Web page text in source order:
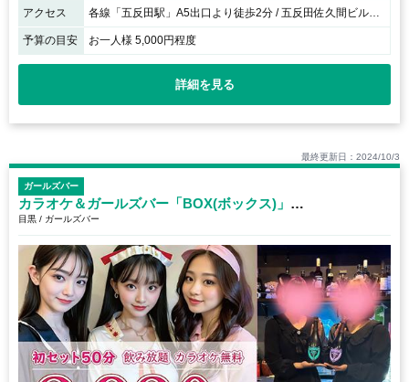
アクセス 各線「五反田駅」A5出口より徒歩2分 / 五反田佐久間ビル地下1階になります
予算の目安 お一人様 5,000円程度
詳細を見る
最終更新日：2024/10/3
ガールズバー
カラオケ＆ガールズバー「BOX(ボックス)」目黒駅前店
目黒 / ガールズバー